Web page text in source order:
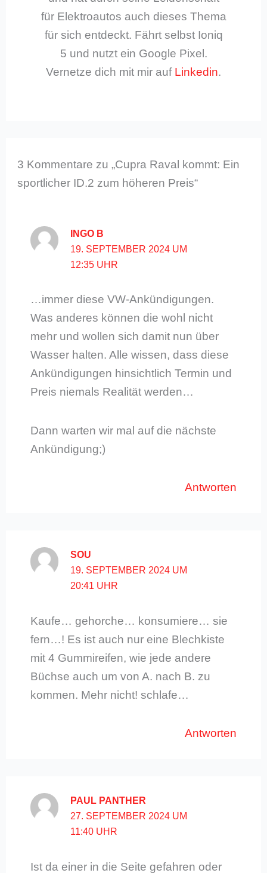
für Elektroautos auch dieses Thema
für sich entdeckt. Fährt selbst Ioniq
5 und nutzt ein Google Pixel.
Vernetze dich mit mir auf Linkedin.
3 Kommentare zu „Cupra Raval kommt: Ein
sportlicher ID.2 zum höheren Preis“
INGO B
19. SEPTEMBER 2024 UM
12:35 UHR
…immer diese VW-Ankündigungen.
Was anderes können die wohl nicht
mehr und wollen sich damit nun über
Wasser halten. Alle wissen, dass diese
Ankündigungen hinsichtlich Termin und
Preis niemals Realität werden…
Dann warten wir mal auf die nächste
Ankündigung;)
Antworten
SOU
19. SEPTEMBER 2024 UM
20:41 UHR
Kaufe… gehorche… konsumiere… sie
fern…! Es ist auch nur eine Blechkiste
mit 4 Gummireifen, wie jede andere
Büchse auch um von A. nach B. zu
kommen. Mehr nicht! schlafe…
Antworten
PAUL PANTHER
27. SEPTEMBER 2024 UM
11:40 UHR
Ist da einer in die Seite gefahren oder